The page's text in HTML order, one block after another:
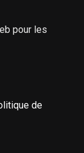
pour les
de